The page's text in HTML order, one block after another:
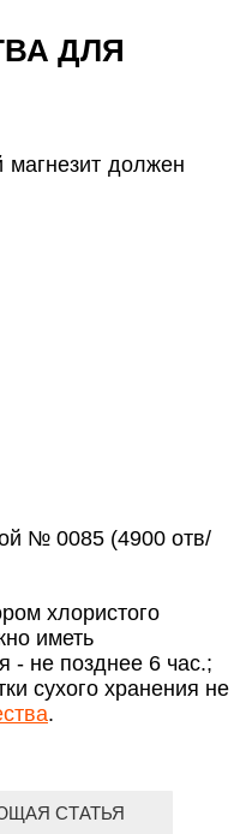
ДЛЯ
магнезит должен
№ 0085 (4900 отв/
хлористого
иметь
- не позднее 6 час.;
сухого хранения не
.
СТАТЬЯ